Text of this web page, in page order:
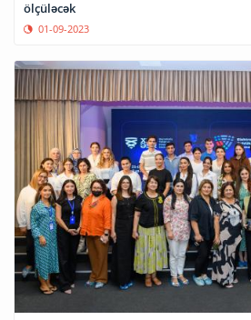
ölçüləcək
01-09-2023